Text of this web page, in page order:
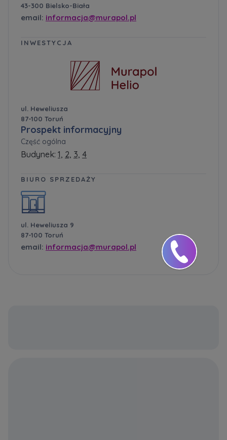
43-300 Bielsko-Biała
email: informacja@murapol.pl
INWESTYCJA
ul. Heweliusza
87-100 Toruń
Prospekt informacyjny
Część ogólna
Budynek: 1, 2, 3, 4
BIURO SPRZEDAŻY
ul. Heweliusza 9
87-100 Toruń
email: informacja@murapol.pl